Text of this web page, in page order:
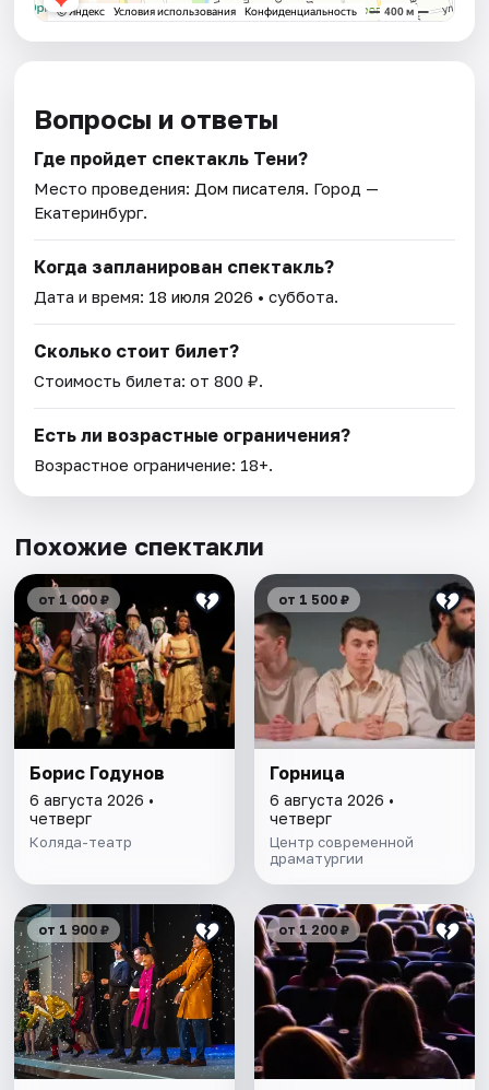
Вопросы и ответы
Где пройдет спектакль Тени?
Место проведения: Дом писателя . Город —
Екатеринбург.
Когда запланирован спектакль?
Дата и время: 18 июля 2026 • суббота.
Сколько стоит билет?
Стоимость билета: от 800 ₽.
Есть ли возрастные ограничения?
Возрастное ограничение: 18+.
Похожие спектакли
от 1 000 ₽
Борис Годунов
6 августа 2026 •
четверг
Коляда-театр
от 1 500 ₽
Горница
6 августа 2026 •
четверг
Центр современной
драматургии
от 1 900 ₽ от 1 200 ₽